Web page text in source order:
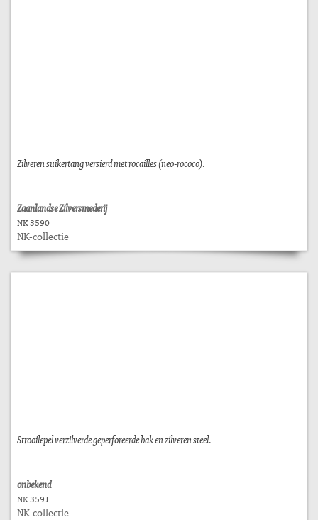
Zilveren suikertang versierd met rocailles (neo-rococo).
Zaanlandse Zilversmederij
NK 3590
NK-collectie
Strooilepel verzilverde geperforeerde bak en zilveren steel.
onbekend
NK 3591
NK-collectie